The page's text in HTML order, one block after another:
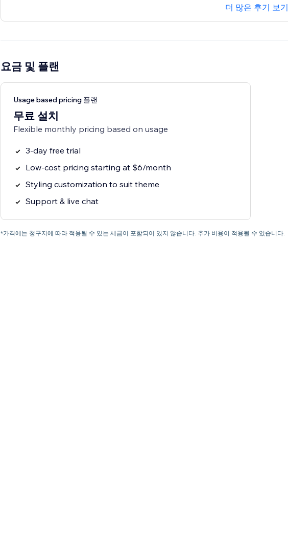
더 많은 후기 보기
요금 및 플랜
Usage based pricing 플랜
무료 설치
Flexible monthly pricing based on usage
3-day free trial
Low-cost pricing starting at $6/month
Styling customization to suit theme
Support & live chat
*가격에는 청구지에 따라 적용될 수 있는 세금이 포함되어 있지 않습니다. 추가 비용이 적용될 수 있습니다.